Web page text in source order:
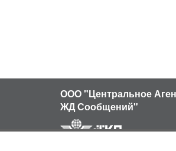
ООО "Центральное
ЖД Сообщений"